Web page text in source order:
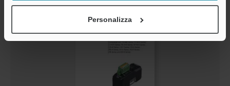
Personalizza